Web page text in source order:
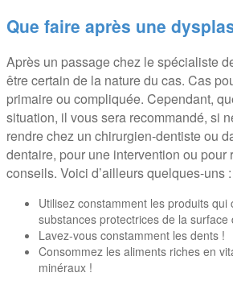
Que faire après une
Après un passage chez le spécialiste
être certain de la nature du cas. Cas
primaire ou compliquée. Cependant,
situation, il vous sera recommandé, si
rendre chez un chirurgien-dentiste ou
dentaire, pour une intervention ou pour
conseils. Voici d’ailleurs quelques-uns :
Utilisez constamment les produits qui
substances protectrices de la surface
Lavez-vous constamment les dents !
Consommez les aliments riches en
minéraux !